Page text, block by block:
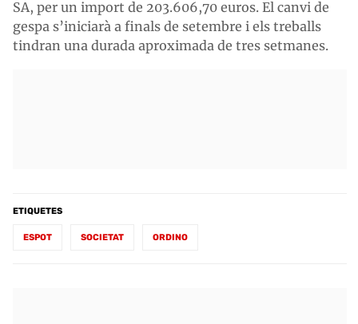
SA, per un import de 203.606,70 euros. El canvi de
gespa s’iniciarà a finals de setembre i els treballs
tindran una durada aproximada de tres setmanes.
ETIQUETES
ESPOT SOCIETAT ORDINO